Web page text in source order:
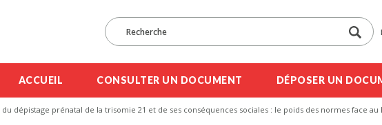
ACCUEIL CONSULTER UN DOCUMENT DÉPOSER UN
dépistage prénatal de la trisomie 21 et de ses conséquences sociales : le poids des normes face au